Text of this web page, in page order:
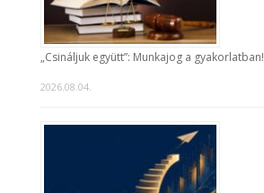
„Csináljuk együtt”: Munkajog a gyakorlatban!
2026.08.04.